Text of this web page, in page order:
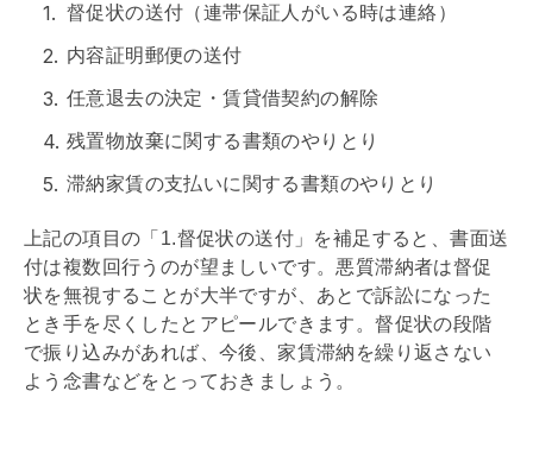
督促状の送付（連帯保証人がいる時は連絡）
内容証明郵便の送付
任意退去の決定・賃貸借契約の解除
残置物放棄に関する書類のやりとり
滞納家賃の支払いに関する書類のやりとり
上記の項目の「1.督促状の送付」を補足すると、書面送
付は複数回行うのが望ましいです。悪質滞納者は督促
状を無視することが大半ですが、あとで訴訟になった
とき手を尽くしたとアピールできます。督促状の段階
で振り込みがあれば、今後、家賃滞納を繰り返さない
よう念書などをとっておきましょう。